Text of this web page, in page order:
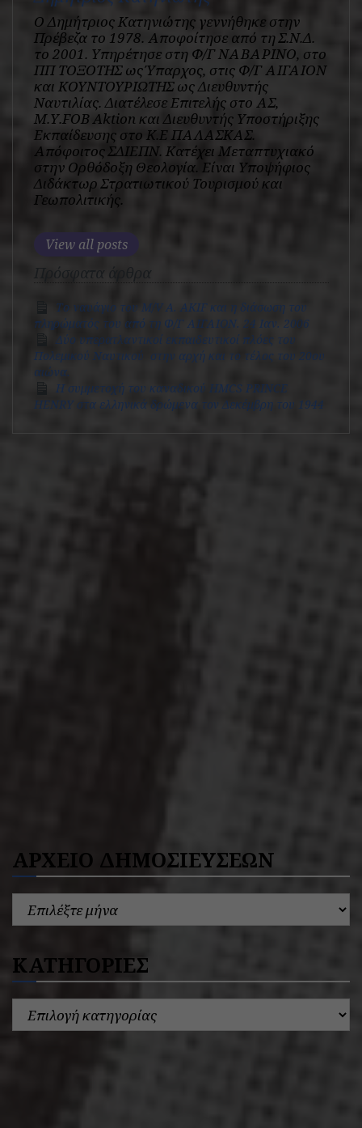
O Δημήτριος Κατηνιώτης γεννήθηκε στην
Πρέβεζα το 1978. Αποφοίτησε από τη Σ.Ν.Δ.
το 2001. Υπηρέτησε στη Φ/Γ ΝΑΒΑΡΙΝΟ, στο
ΠΠ ΤΟΞΟΤΗΣ ως Ύπαρχος, στις Φ/Γ ΑΙΓΑΙΟΝ
και ΚΟΥΝΤΟΥΡΙΩΤΗΣ ως Διευθυντής
Ναυτιλίας. Διατέλεσε Επιτελής στο ΑΣ,
Μ.Υ.FOB Aktion και Διευθυντής Υποστήριξης
Εκπαίδευσης στο Κ.Ε ΠΑΛΑΣΚΑΣ.
Απόφοιτος ΣΔΙΕΠΝ. Κατέχει Μεταπτυχιακό
στην Ορθόδοξη Θεολογία. Είναι Υποψήφιος
Διδάκτωρ Στρατιωτικού Τουρισμού και
Γεωπολιτικής.
View all posts
Πρόσφατα άρθρα
Το ναυάγιο του M/V A. AKIF και η διάσωση του
πληρώματός του από τη Φ/Γ ΑΙΓΑΙΟΝ. 24 Ιαν. 2006
Δύο υπερατλαντικοί εκπαιδευτικοί πλόες του
Πολεμικού Ναυτικού στην αρχή και το τέλος του 20ου
αιώνα.
Η συμμετοχή του καναδικού HMCS PRINCE
HENRY στα ελληνικά δρώμενα τον Δεκέμβρη του 1944
ΑΡΧΕΙΟ ΔΗΜΟΣΙΕΥΣΕΩΝ
ΚΑΤΗΓΟΡΙΕΣ